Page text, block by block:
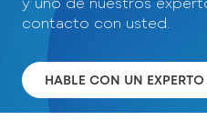
contacto con usted.
HABLE CON UN EXPERTO